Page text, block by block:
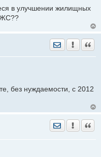
ипотеку или
на покупку квартиры
номерам. А
в улучшении жилищных
Отправить
без нуждаемости, с 2012
Отправить